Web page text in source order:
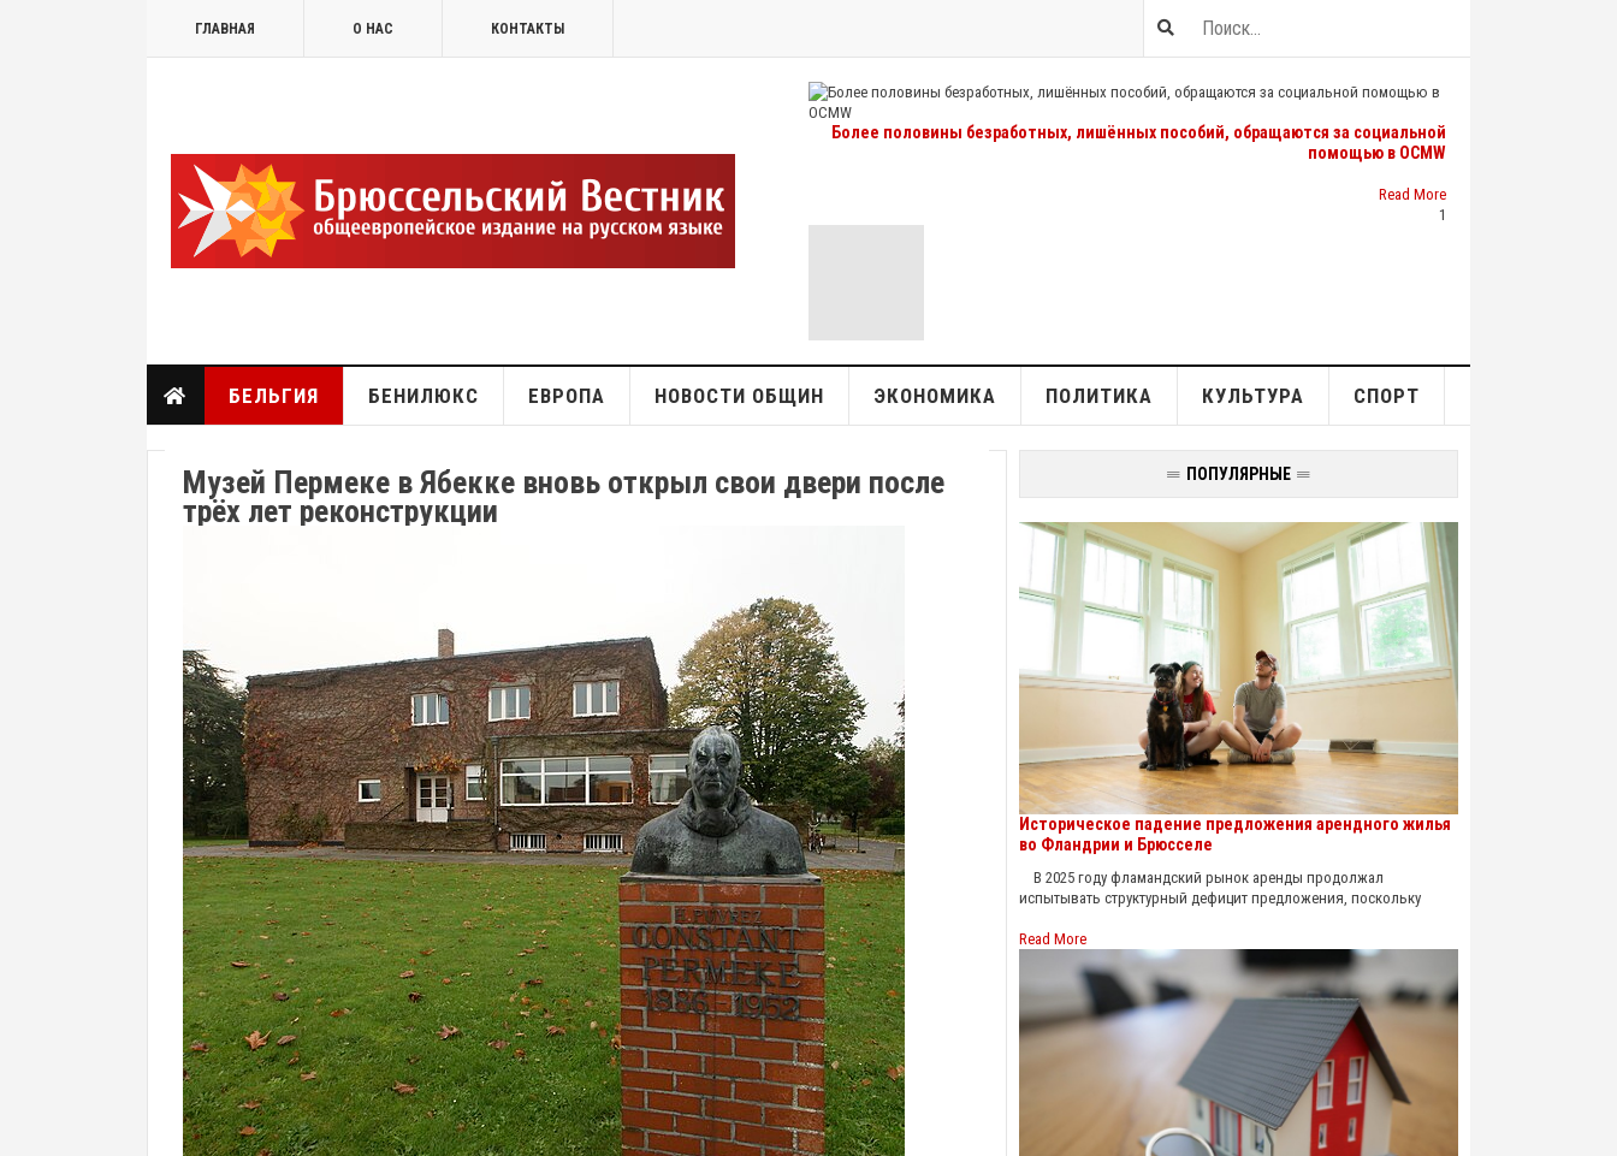
ГЛАВНАЯ О НАС КОНТАКТЫ
Более половины безработных, лишённых пособий, обращаются за социальной
помощью в OCMW
Read More
1
БЕЛЬГИЯ БЕНИЛЮКС ЕВРОПА НОВОСТИ ОБЩИН ЭКОНОМИКА ПОЛИТИКА КУЛЬТУРА СПОРТ
ПОПУЛЯРНЫЕ
Историческое падение предложения арендного жилья
во Фландрии и Брюсселе
В 2025 году фламандский рынок аренды продолжал
испытывать структурный дефицит предложения, поскольку
Read More
Музей Пермеке в Ябекке вновь открыл свои двери после
трёх лет реконструкции